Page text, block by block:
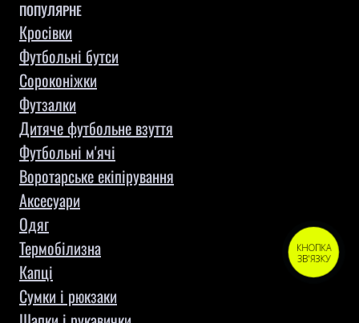
ПОПУЛЯРНЕ
Кросівки
Футбольні бутси
Сороконіжки
Футзалки
Дитяче футбольне взуття
Футбольні м'ячі
Воротарське екіпірування
Aксесуари
Одяг
Термобілизна
Капці
Сумки і рюкзаки
КНОПКА
ЗВ'ЯЗКУ